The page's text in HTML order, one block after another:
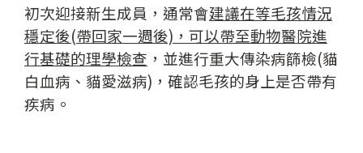
初次迎接新生成員，通常會建議在等毛孩情況
穩定後(帶回家一週後)，可以帶至動物醫院進
行基礎的理學檢查 ，並進行重大傳染病篩檢(貓
白血病、貓愛滋病)，確認毛孩的身上是否帶有
疾病。